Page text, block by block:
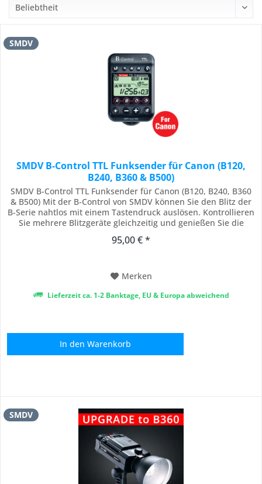
SMDV
SMDV B-Control TTL Funksender für Canon (B120,
B240, B360 & B500)
SMDV B-Control TTL Funksender für Canon (B120, B240, B360
& B500) Mit der B-Control von SMDV können Sie den Blitz der
B-Serie nahtlos mit einem Tastendruck auslösen. Kontrollieren
Sie mehrere Blitzgeräte gleichzeitig und genießen Sie die
Nutzen Sie die B-Control , um Ihre fotografischen Fähigkeiten
95,00 € *
Merken
Lieferzeit ca. 1-2 Banktage, EU & Europa abweichend
In den Warenkorb
SMDV